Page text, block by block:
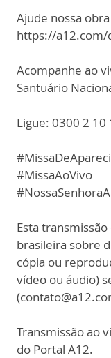
Ajude nossa
https://a12.com/
Acompanhe ao
Santuário
Ligue: 0300 2 10
#MissaAoVivo
Esta
brasileira sobre
cópia ou
vídeo ou áudio)
Transmissão ao
do Portal A12.